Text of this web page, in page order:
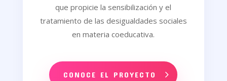
que propicie la sensibilización y el
tratamiento de las desigualdades sociales
en materia coeducativa.
CONOCE EL PROYECTO